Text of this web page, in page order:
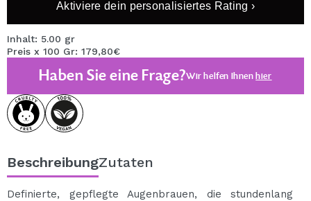
Aktiviere dein personalisiertes Rating ›
Inhalt: 5.00 gr
Preis x 100 Gr: 179,80€
Haben Sie eine Frage?Wir helfen Ihnenhier
BeschreibungZutaten
Definierte, gepflegte Augenbrauen, die stundenlang